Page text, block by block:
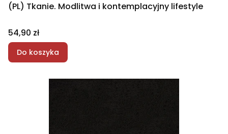
(PL) Tkanie. Modlitwa i kontemplacyjny lifestyle
Cena
54,90 zł
Do koszyka